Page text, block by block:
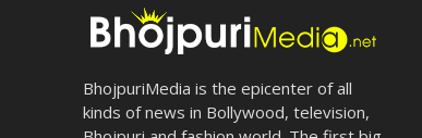
BhojpuriMedia is the epicenter of all
kinds of news in Bollywood, television,